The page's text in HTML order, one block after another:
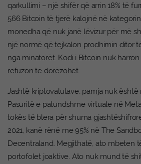
qarkullimi – një shifër që arrin 18% të
566 Bitcoin të tjerë kalojnë në
monedha që nuk janë lëvizur për më
një normë që tejkalon prodhimin ditor
nga minatorët. Kodi i Bitcoin nuk
refuzon të dorëzohet.
Jashtë kriptovalutave, pamja nuk është
Pasuritë e patundshme virtuale në
tokës të blera për shuma
2021, kanë rënë me 95% në The
Decentraland. Megjithatë, ato mbeten
portofolet joaktive. Ato nuk mund të